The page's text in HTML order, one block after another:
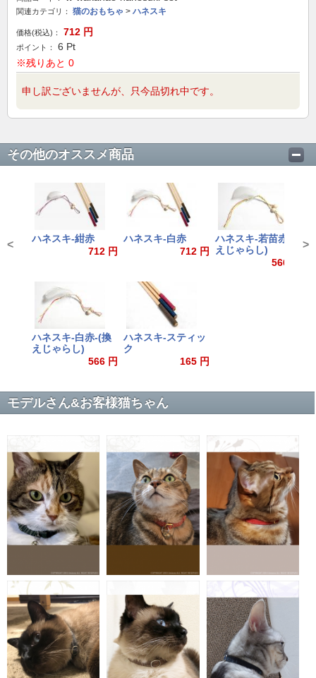
関連カテゴリ： 猫のおもちゃ > ハネスキ
価格(税込)： 712 円
ポイント： 6 Pt
※残りあと 0
申し訳ございませんが、只今品切れ中です。
その他のオススメ商品
ハネスキ-紺赤
712 円
ハネスキ-白赤
712 円
ハネスキ-若苗赤(換
えじゃらし)
566 円
ハネスキ-白赤-(換
えじゃらし)
566 円
ハネスキ-スティッ
ク
165 円
< >
モデルさん&お客様猫ちゃん